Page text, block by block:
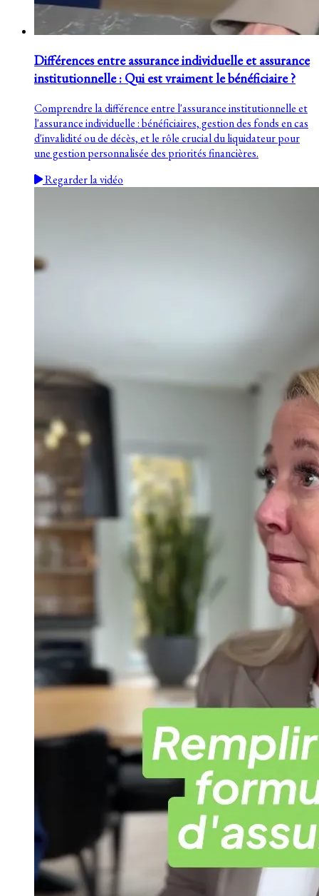
Différences entre assurance individuelle et assurance
institutionnelle : Qui est vraiment le bénéficiaire ?
Comprendre la différence entre l'assurance institutionnelle et
l'assurance individuelle : bénéficiaires, gestion des fonds en cas
d'invalidité ou de décès, et le rôle crucial du liquidateur pour
une gestion personnalisée des priorités financières.
Regarder la vidéo